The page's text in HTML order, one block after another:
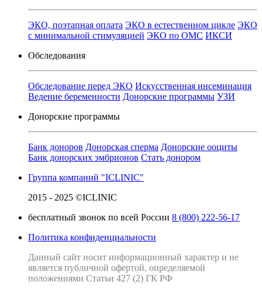
ЭКО, поэтапная оплата ЭКО в естественном цикле ЭКО
с минимальной стимуляцией ЭКО по ОМС ИКСИ
Обследования
Обследование перед ЭКО Искусственная инсеминация
Ведение беременности Донорские программы УЗИ
Донорские программы
Банк доноров Донорская сперма Донорские ооциты
Банк донорских эмбрионов Стать донором
Группа компаний "ICLINIC"
2015 - 2025 ©ICLINIC
бесплатный звонок по всей России 8 (800) 222-56-17
Политика конфиденциальности
Данный сайт носит информационный характер и не
является публичной офертой, определяемой
положениями Статьи 427 (2) ГК РФ